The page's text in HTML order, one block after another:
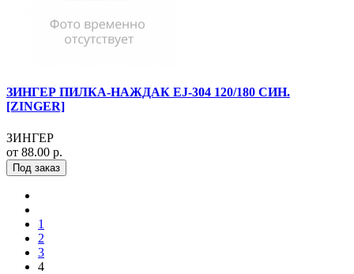
ЗИНГЕР ПИЛКА-НАЖДАК EJ-304 120/180 СИН.
[ZINGER]
ЗИНГЕР
от 88.00 р.
Под заказ
1
2
3
4